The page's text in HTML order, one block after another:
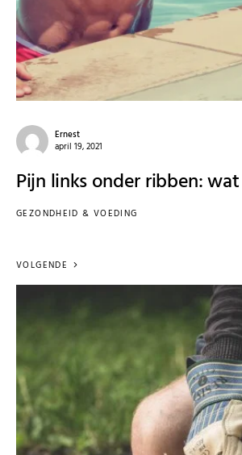
Ernest
april 19, 2021
Pijn links onder ribben:
GEZONDHEID & VOEDING
VOLGENDE